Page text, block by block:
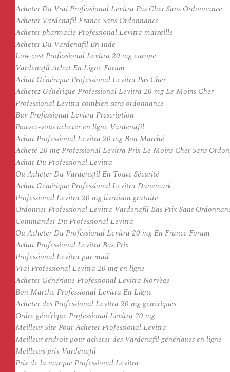
Acheter Du Vrai Professional Levitra Pas Cher Sans Ordonnance
Acheter Vardenafil France Sans Ordonnance
Acheter pharmacie Professional Levitra marseille
Acheter Du Vardenafil En Inde
Low cost Professional Levitra 20 mg europe
Vardenafil Achat En Ligne Forum
Achat Générique Professional Levitra Pas Cher
Achetez Générique Professional Levitra 20 mg Le Moins Cher
Professional Levitra combien sans ordonnance
Buy Professional Levitra Prescription
Pouvez-vous acheter en ligne Vardenafil
Achat Professional Levitra 20 mg Bon Marché
Acheté 20 mg Professional Levitra Prix Le Moins Cher Sans
Achat Du Professional Levitra
Ou Acheter Du Vardenafil En Toute Sécurité
Achat Générique Professional Levitra Danemark
Professional Levitra 20 mg livraison gratuite
Ordonner Professional Levitra Vardenafil Bas Prix Sans
Commander Du Professional Levitra
Ou Acheter Du Professional Levitra 20 mg En France Forum
Achat Professional Levitra Bas Prix
Professional Levitra par mail
Vrai Professional Levitra 20 mg en ligne
Acheter Générique Professional Levitra Norvège
Bon Marché Professional Levitra En Ligne
Acheter des Professional Levitra 20 mg génériques
Ordre générique Professional Levitra 20 mg
Meilleur Site Pour Acheter Professional Levitra
Meilleur endroit pour acheter des Vardenafil génériques en ligne
Meilleurs prix Vardenafil
Prix de la marque Professional Levitra